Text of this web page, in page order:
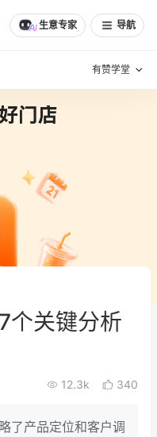
生意专家 导航
有赞学堂
法
家说
最佳实践
个关键分析
12.3k 340
了产品定位和客户调